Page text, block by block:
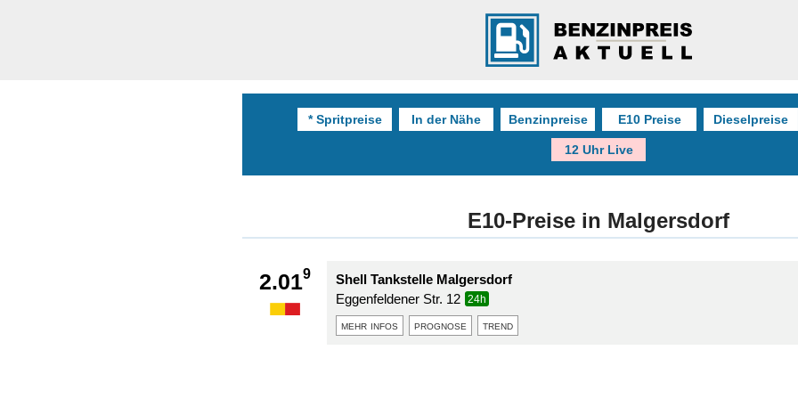
* Spritpreise In der Nähe Benzinpreise E10 Preise Dieselpreise
12 Uhr Live
E10-Preise in Malgersdorf
2.019
Shell Tankstelle Malgersdorf
Eggenfeldener Str. 12
24h
mehr infos prognose trend